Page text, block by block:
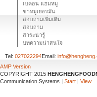
เบคอน แฮมหมู
ขาหมูเยอรมัน
สอบถามเพิ่มเติม
สอบถาม
สาระน่ารู้
บทความน่าสนใจ
Tel: 027022294Email:
AMP Version
COPYRIGHT 2015
Communication Systems | Start | View